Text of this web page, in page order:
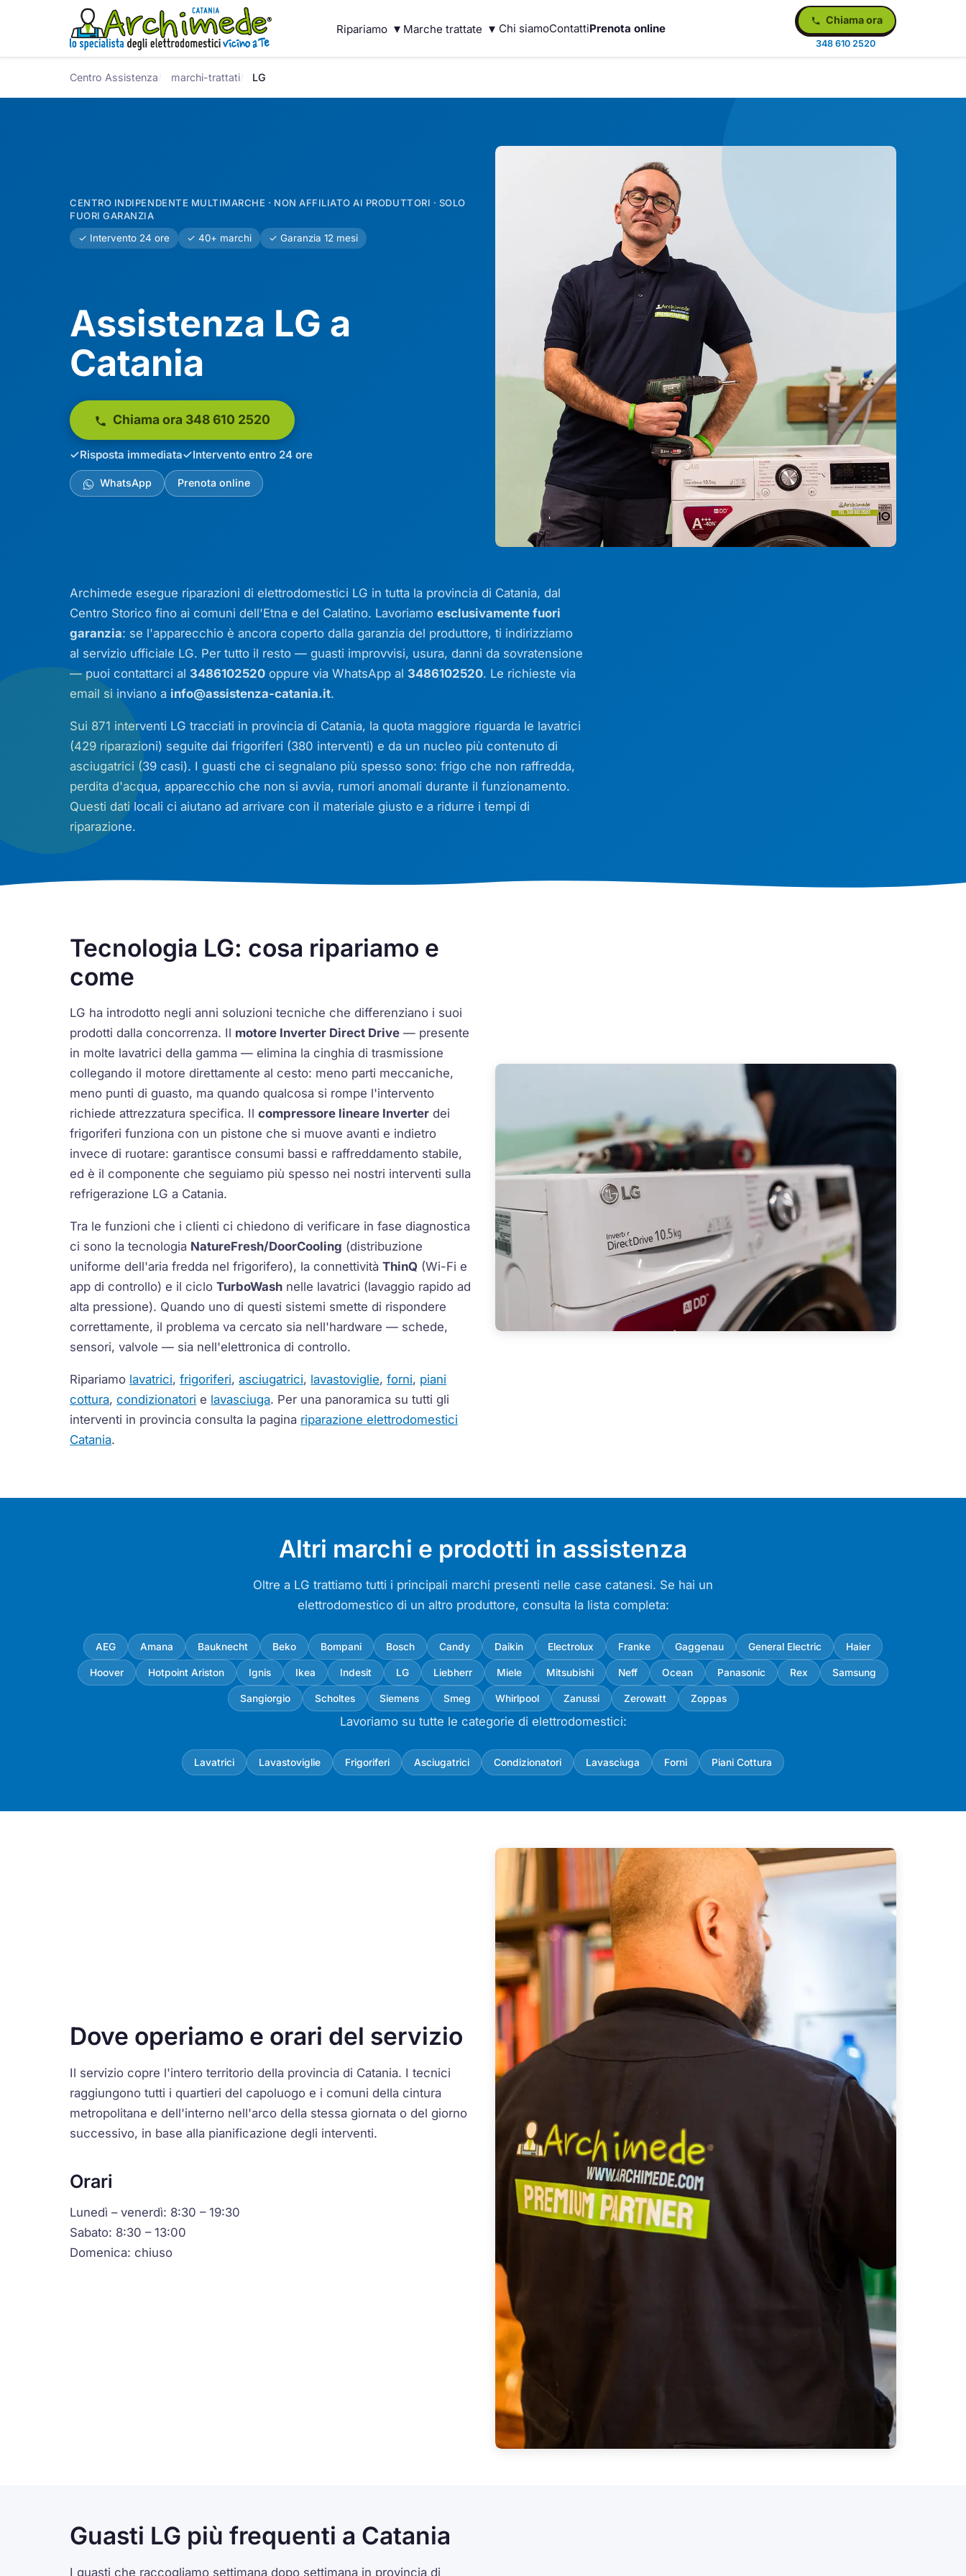
Ripariamo ▾ Marche trattate ▾ Chi siamoContattiPrenota online
Chiama ora
348 610 2520
Centro Assistenza marchi-trattati LG
CENTRO INDIPENDENTE MULTIMARCHE · NON AFFILIATO AI PRODUTTORI · SOLO
FUORI GARANZIA
✓ Intervento 24 ore
✓ 40+ marchi ✓ Garanzia 12 mesi
Assistenza LG a
Catania
Chiama ora 348 610 2520
Risposta immediata Intervento entro 24 ore
WhatsApp Prenota online
Archimede esegue riparazioni di elettrodomestici LG in tutta la provincia di Catania, dal
Centro Storico fino ai comuni dell'Etna e del Calatino. Lavoriamoesclusivamente fuori
garanzia: se l'apparecchio è ancora coperto dalla garanzia del produttore, ti indirizziamo
al servizio ufficiale LG. Per tutto il resto — guasti improvvisi, usura, danni da sovratensione
— puoi contattarci al 3486102520 oppure via WhatsApp al 3486102520. Le richieste via
email si inviano a info@assistenza-catania.it.
Sui 871 interventi LG tracciati in provincia di Catania, la quota maggiore riguarda le lavatrici
(429 riparazioni) seguite dai frigoriferi (380 interventi) e da un nucleo più contenuto di
asciugatrici (39 casi). I guasti che ci segnalano più spesso sono: frigo che non raffredda,
perdita d'acqua, apparecchio che non si avvia, rumori anomali durante il funzionamento.
Questi dati locali ci aiutano ad arrivare con il materiale giusto e a ridurre i tempi di
riparazione.
Tecnologia LG: cosa ripariamo e
come
LG ha introdotto negli anni soluzioni tecniche che differenziano i suoi
prodotti dalla concorrenza. Il motore Inverter Direct Drive — presente
in molte lavatrici della gamma — elimina la cinghia di trasmissione
collegando il motore direttamente al cesto: meno parti meccaniche,
meno punti di guasto, ma quando qualcosa si rompe l'intervento
richiede attrezzatura specifica. Ilcompressore lineare Inverter dei
frigoriferi funziona con un pistone che si muove avanti e indietro
invece di ruotare: garantisce consumi bassi e raffreddamento stabile,
ed è il componente che seguiamo più spesso nei nostri interventi sulla
refrigerazione LG a Catania.
Tra le funzioni che i clienti ci chiedono di verificare in fase diagnostica
ci sono la tecnologia NatureFresh/DoorCooling (distribuzione
uniforme dell'aria fredda nel frigorifero), la connettivitàThinQ (Wi-Fi e
app di controllo) e il cicloTurboWash nelle lavatrici (lavaggio rapido ad
alta pressione). Quando uno di questi sistemi smette di rispondere
correttamente, il problema va cercato sia nell'hardware — schede,
sensori, valvole — sia nell'elettronica di controllo.
Ripariamo lavatrici,frigoriferi,asciugatrici, lavastoviglie,forni, piani
cottura,condizionatori e lavasciuga. Per una panoramica su tutti gli
interventi in provincia consulta la pagina riparazione elettrodomestici
Catania.
Altri marchi e prodotti in assistenza
Oltre a LG trattiamo tutti i principali marchi presenti nelle case catanesi. Se hai un
elettrodomestico di un altro produttore, consulta la lista completa:
AEG Amana Bauknecht Beko Bompani Bosch Candy Daikin Electrolux Franke Gaggenau General Electric Haier
Hoover Hotpoint Ariston Ignis Ikea Indesit LG Liebherr Miele Mitsubishi Neff Ocean Panasonic Rex Samsung
Sangiorgio Scholtes Siemens Smeg Whirlpool Zanussi Zerowatt Zoppas
Lavoriamo su tutte le categorie di elettrodomestici:
Lavatrici Lavastoviglie Frigoriferi Asciugatrici Condizionatori Lavasciuga Forni Piani Cottura
Dove operiamo e orari del servizio
Il servizio copre l'intero territorio della provincia di Catania. I tecnici
raggiungono tutti i quartieri del capoluogo e i comuni della cintura
metropolitana e dell'interno nell'arco della stessa giornata o del giorno
successivo, in base alla pianificazione degli interventi.
Orari
Lunedì – venerdì: 8:30 – 19:30
Sabato: 8:30 – 13:00
Domenica: chiuso
Guasti LG più frequenti a Catania
I guasti che raccogliamo settimana dopo settimana in provincia di